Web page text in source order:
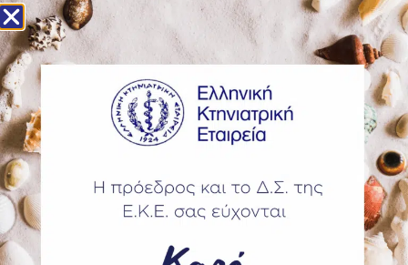
Περισσότερα